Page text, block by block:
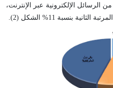
للبريد الدعائي وبنسبة 21% من الرسائل الإلكترونية عبر الإنترنت،
بنسبة 11% الشكل (2).